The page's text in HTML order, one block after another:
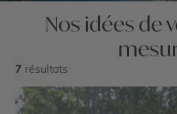
Nos idées de
7 résultats